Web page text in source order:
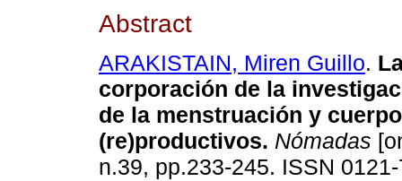
Abstract
ARAKISTAIN, Miren Guillo.
corporación de la
de la menstruación y
(re)productivos. Nómadas
n.39, pp.233-245. ISSN